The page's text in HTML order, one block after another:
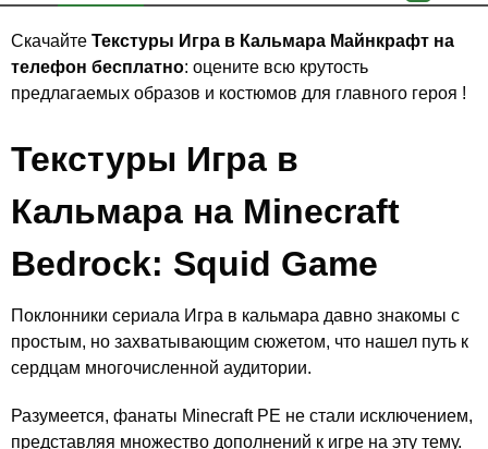
Скачайте Текстуры Игра в Кальмара Майнкрафт на
телефон бесплатно: оцените всю крутость
предлагаемых образов и костюмов для главного героя !
Текстуры Игра в
Кальмара на Minecraft
Bedrock: Squid Game
Поклонники сериала Игра в кальмара давно знакомы с
простым, но захватывающим сюжетом, что нашел путь к
сердцам многочисленной аудитории.
Разумеется, фанаты Minecraft PE не стали исключением,
представляя множество дополнений к игре на эту тему.